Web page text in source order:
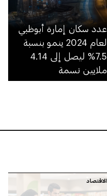
عدد سكان إمارة أبوظبي
لعام 2024 ينمو بنسبة
7.5% ليصل إلى 4.14
ملايين نسمة
الاقتصاد